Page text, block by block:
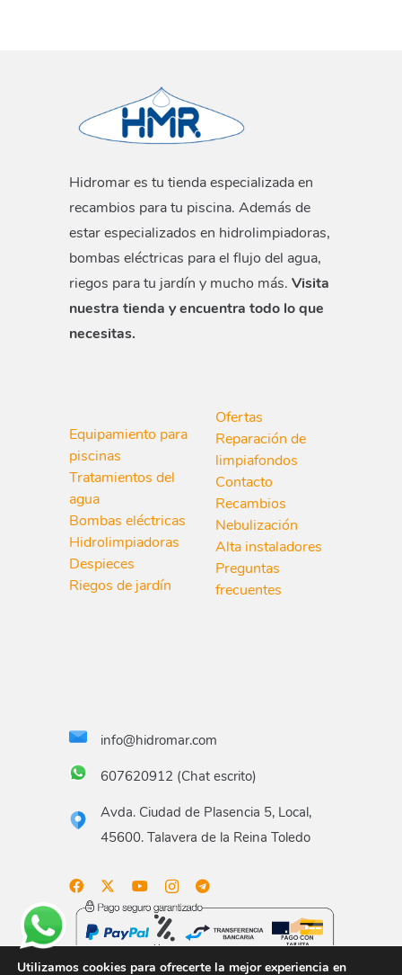
Hidromar es tu tienda especializada en
recambios para tu piscina. Además de
estar especializados en hidrolimpiadoras,
bombas eléctricas para el flujo del agua,
riegos para tu jardín y mucho más. Visita
nuestra tienda y encuentra todo lo que
necesitas.
Equipamiento para
piscinas
Tratamientos del
agua
Bombas eléctricas
Hidrolimpiadoras
Despieces
Riegos de jardín
Ofertas
Reparación de
limpiafondos
Contacto
Recambios
Nebulización
Alta instaladores
Preguntas
frecuentes
info@hidromar.com
607620912 (Chat escrito)
Avda. Ciudad de Plasencia 5, Local,
45600. Talavera de la Reina Toledo
Utilizamos cookies para ofrecerte la mejor experiencia en